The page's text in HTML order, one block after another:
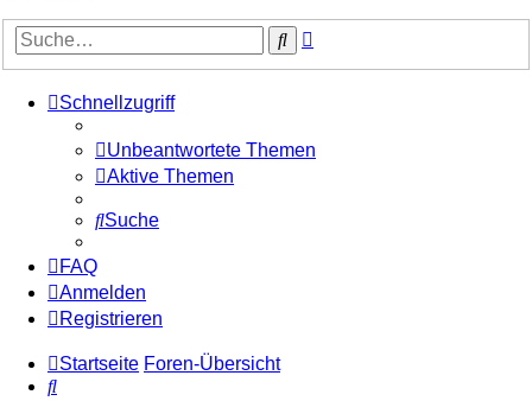
Suche
Schnellzugriff
Unbeantwortete Themen
Aktive Themen
Suche
FAQ
Anmelden
Registrieren
Startseite Foren-Übersicht
Suche